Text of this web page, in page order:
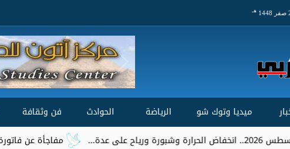
هـ
ميديا وتوك شو الرياضة الحوادث فن وثقافة
مفاجأة عن فاتورة